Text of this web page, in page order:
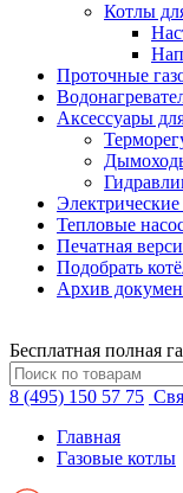
Котлы
Проточные
Аксессуары
Тепловые
Печатная
Подобрать
Архив
Бесплатная полная
8 (495) 150 57 75
Главная
Газовые котлы